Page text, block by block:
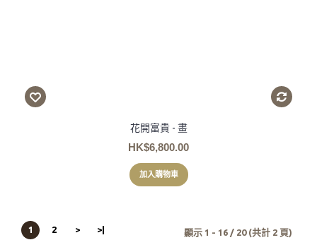
花開富貴 - 畫
HK$6,800.00
加入購物車
1 2 > >| 顯示 1 - 16 / 20 (共計 2 頁)